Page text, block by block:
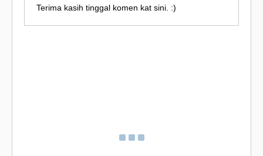
Terima kasih tinggal komen kat sini. :)